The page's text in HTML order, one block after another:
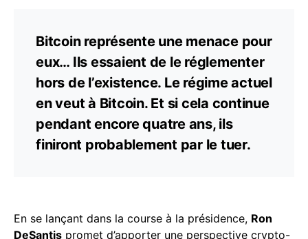
Bitcoin représente une menace pour
eux… Ils essaient de le réglementer
hors de l’existence. Le régime actuel
en veut à Bitcoin. Et si cela continue
pendant encore quatre ans, ils
finiront probablement par le tuer.
En se lançant dans la course à la présidence, Ron
DeSantis promet d’apporter une perspective crypto-